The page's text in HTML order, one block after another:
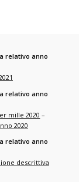
relativo anno
relativo anno
mille 2020 –
2020
relativo anno
descrittiva